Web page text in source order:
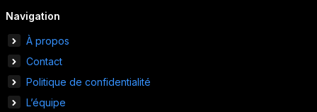
Navigation
À propos
Contact
Politique de confidentialité
L’équipe